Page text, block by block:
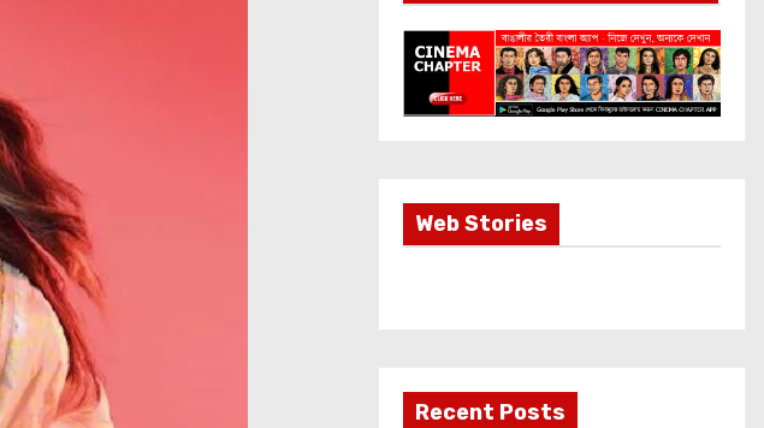
Web Stories
Most Important
Info about
Recent Posts